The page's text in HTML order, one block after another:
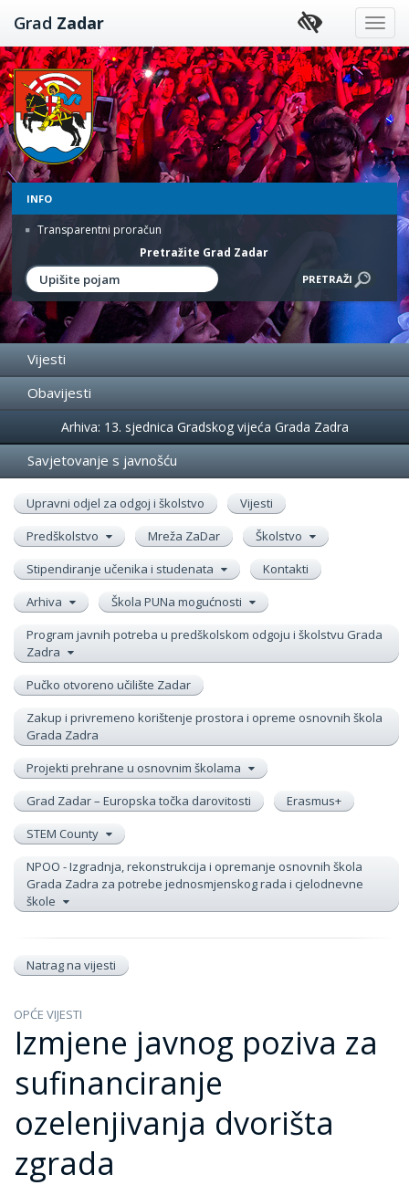
Preskoči
na
sadržaj
Grad Zadar
INFO
Transparentni proračun
Pretražite Grad Zadar
Vijesti
Obavijesti
Događanja
Arhiva: 13. sjednica Gradskog vijeća Grada Zadra
Savjetovanje s javnošću
Upravni odjel za odgoj i školstvo
Vijesti
Predškolstvo
Mreža ZaDar
Školstvo
Stipendiranje učenika i studenata
Kontakti
Arhiva
Škola PUNa mogućnosti
Program javnih potreba u predškolskom odgoju i školstvu Grada
Zadra
Pučko otvoreno učilište Zadar
Zakup i privremeno korištenje prostora i opreme osnovnih škola
Grada Zadra
Projekti prehrane u osnovnim školama
Grad Zadar – Europska točka darovitosti
Erasmus+
STEM County
NPOO - Izgradnja, rekonstrukcija i opremanje osnovnih škola
Grada Zadra za potrebe jednosmjenskog rada i cjelodnevne
škole
Natrag na vijesti
OPĆE VIJESTI
Izmjene javnog poziva za
sufinanciranje
ozelenjivanja dvorišta
zgrada